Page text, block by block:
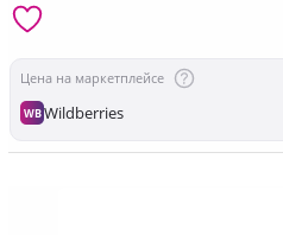
Цена на маркетплейсе
WBWildberries